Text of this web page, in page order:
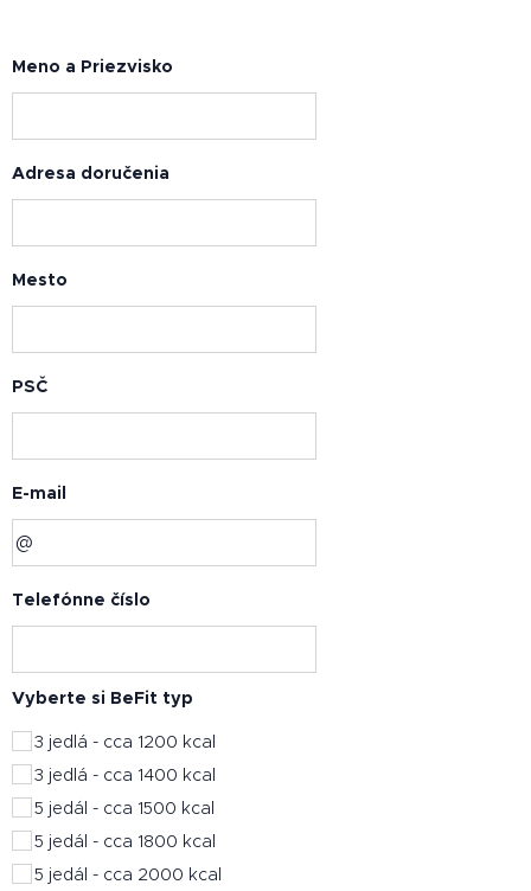
Meno a Priezvisko
Adresa doručenia
Mesto
PSČ
E-mail
Telefónne číslo
Vyberte si BeFit typ
3 jedlá - cca 1200 kcal
3 jedlá - cca 1400 kcal
5 jedál - cca 1500 kcal
5 jedál - cca 1800 kcal
5 jedál - cca 2000 kcal